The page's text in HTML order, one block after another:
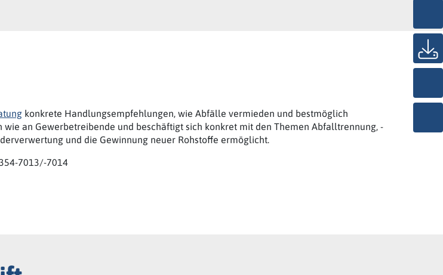
konkrete Handlungsempfehlungen, wie Abfälle vermieden und bestmöglich
an Gewerbetreibende und beschäftigt sich konkret mit den Themen Abfalltrennung, -
und die Gewinnung neuer Rohstoffe ermöglicht.
7013/-7014